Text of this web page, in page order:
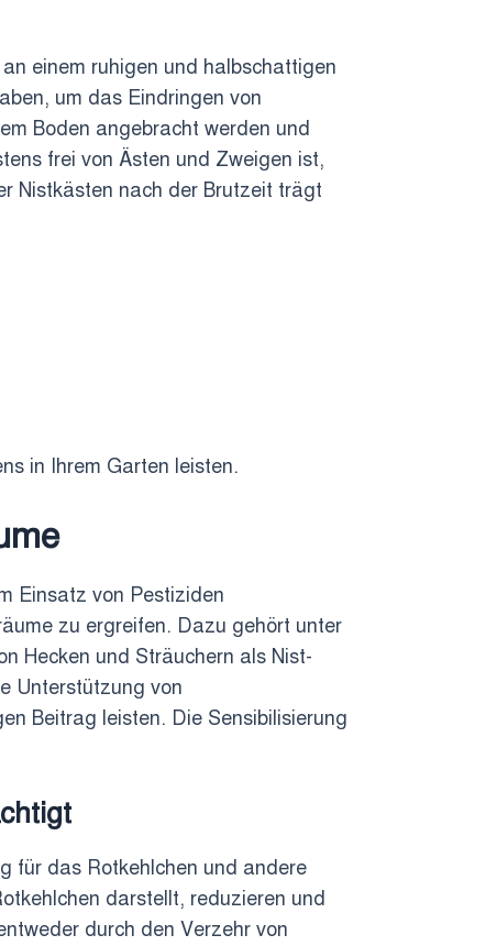
einem ruhigen und halbschattigen
um das Eindringen von
Boden angebracht werden und
frei von Ästen und Zweigen ist,
Nistkästen nach der Brutzeit trägt
in Ihrem Garten leisten.
Einsatz von Pestiziden
zu ergreifen. Dazu gehört unter
Hecken und Sträuchern als Nist-
Unterstützung von
Beitrag leisten. Die Sensibilisierung
für das Rotkehlchen und andere
darstellt, reduzieren und
durch den Verzehr von